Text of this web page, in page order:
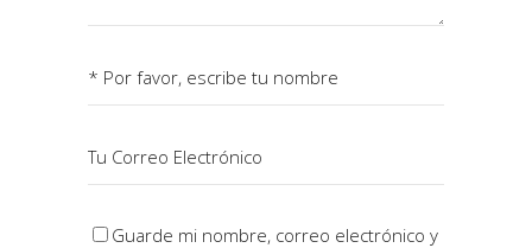
Guarde mi nombre, correo electrónico y